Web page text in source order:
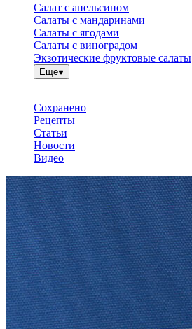
Салат с апельсином
Салаты с мандаринами
Салаты с ягодами
Салаты с виноградом
Экзотические фруктовые салаты
Еще
Сохранено
Рецепты
Статьи
Новости
Видео